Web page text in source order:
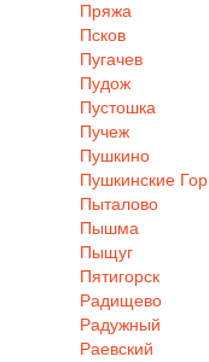
Пряжа
Псков
Пугачев
Пудож
Пустошка
Пучеж
Пушкино
Пушкинские
Пыталово
Пышма
Пыщуг
Пятигорск
Радищево
Радужный
Раевский